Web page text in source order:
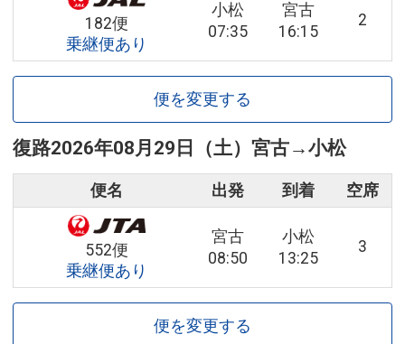
182便
乗継便あり
小松
07:35
宮古
16:15
2
便を変更する
復路2026年08月29日（土） 宮古→小松
便名 出発 到着 空席
552便
乗継便あり
宮古
08:50
小松
13:25
3
便を変更する